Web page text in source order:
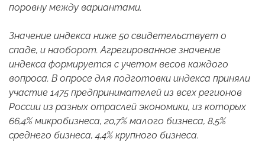
поровну между вариантами.
Значение индекса ниже 50 свидетельствует о
спаде, и наоборот. Агрегированное значение
индекса формируется с учетом весов каждого
вопроса. В опросе для подготовки индекса приняли
участие 1475 предпринимателей из всех регионов
России из разных отраслей экономики, из которых
66,4% микробизнеса, 20,7% малого бизнеса, 8,5%
среднего бизнеса, 4,4% крупного бизнеса.